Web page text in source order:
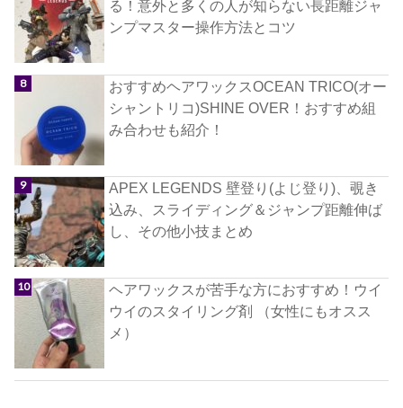
る！意外と多くの人が知らない長距離ジャ
ンプマスター操作方法とコツ
おすすめヘアワックスOCEAN TRICO(オー
シャントリコ)SHINE OVER！おすすめ組
み合わせも紹介！
APEX LEGENDS 壁登り(よじ登り)、覗き
込み、スライディング＆ジャンプ距離伸ば
し、その他小技まとめ
ヘアワックスが苦手な方におすすめ！ウイ
ウイのスタイリング剤 （女性にもオスス
メ）